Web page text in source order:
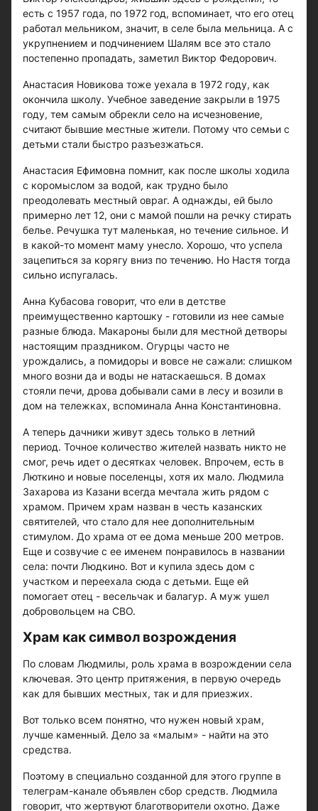
есть с 1957 года, по 1972 год, вспоминает, что его отец
работал мельником, значит, в селе была мельница. А с
укрупнением и подчинением Шалям все это стало
постепенно пропадать, заметил Виктор Федорович.
Анастасия Новикова тоже уехала в 1972 году, как
окончила школу. Учебное заведение закрыли в 1975
году, тем самым обрекли село на исчезновение,
считают бывшие местные жители. Потому что семьи с
детьми стали быстро разъезжаться.
Анастасия Ефимовна помнит, как после школы ходила
с коромыслом за водой, как трудно было
преодолевать местный овраг. А однажды, ей было
примерно лет 12, они с мамой пошли на речку стирать
белье. Речушка тут маленькая, но течение сильное. И
в какой-то момент маму унесло. Хорошо, что успела
зацепиться за корягу вниз по течению. Но Настя тогда
сильно испугалась.
Анна Кубасова говорит, что ели в детстве
преимущественно картошку - готовили из нее самые
разные блюда. Макароны были для местной детворы
настоящим праздником. Огурцы часто не
урождались, а помидоры и вовсе не сажали: слишком
много возни да и воды не натаскаешься. В домах
стояли печи, дрова добывали сами в лесу и возили в
дом на тележках, вспоминала Анна Константиновна.
А теперь дачники живут здесь только в летний
период. Точное количество жителей назвать никто не
смог, речь идет о десятках человек. Впрочем, есть в
Люткино и новые поселенцы, хотя их мало. Людмила
Захарова из Казани всегда мечтала жить рядом с
храмом. Причем храм назван в честь казанских
святителей, что стало для нее дополнительным
стимулом. До храма от ее дома меньше 200 метров.
Еще и созвучие с ее именем понравилось в названии
села: почти Людкино. Вот и купила здесь дом с
участком и переехала сюда с детьми. Еще ей
помогает отец - весельчак и балагур. А муж ушел
добровольцем на СВО.
Храм как символ возрождения
По словам Людмилы, роль храма в возрождении села
ключевая. Это центр притяжения, в первую очередь
как для бывших местных, так и для приезжих.
Вот только всем понятно, что нужен новый храм,
лучше каменный. Дело за «малым» - найти на это
средства.
Поэтому в специально созданной для этого группе в
телеграм-канале объявлен сбор средств. Людмила
говорит, что жертвуют благотворители охотно. Даже